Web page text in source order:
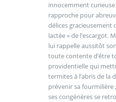
innocemment curieuse
rapproche pour
délices gracieusement
lactée » de l’escargot.
lui rappelle aussitôt
toute contente d’être
providentielle qui
termites à l’abris de la
prévenir sa fourmilière
ses congénères se